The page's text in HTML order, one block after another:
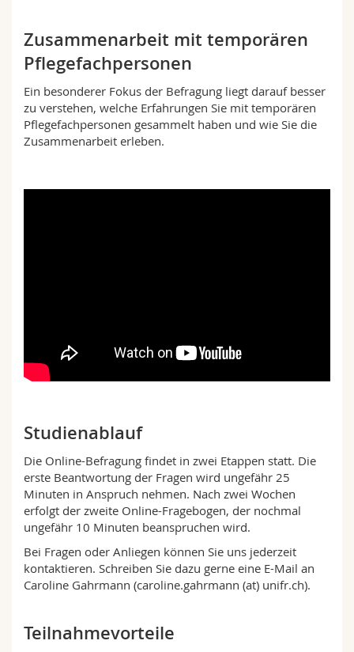
Zusammenarbeit mit temporären
Pflegefachpersonen
Ein besonderer Fokus der Befragung liegt darauf besser
zu verstehen, welche Erfahrungen Sie mit temporären
Pflegefachpersonen gesammelt haben und wie Sie die
Zusammenarbeit erleben.
Studienablauf
Die Online-Befragung findet in zwei Etappen statt. Die
erste Beantwortung der Fragen wird ungefähr 25
Minuten in Anspruch nehmen. Nach zwei Wochen
erfolgt der zweite Online-Fragebogen, der nochmal
ungefähr 10 Minuten beanspruchen wird.
Bei Fragen oder Anliegen können Sie uns jederzeit
kontaktieren. Schreiben Sie dazu gerne eine E-Mail an
Caroline Gahrmann (caroline.gahrmann (at) unifr.ch).
Teilnahmevorteile